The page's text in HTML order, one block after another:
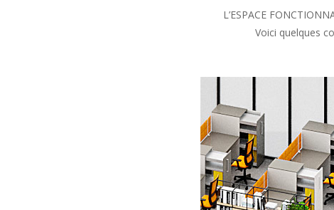
L’ESPACE
Voici quelques